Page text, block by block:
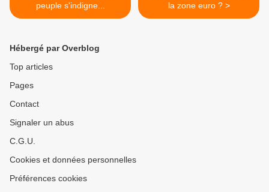
peuple s'indigne...
la zone euro ? >
Hébergé par Overblog
Top articles
Pages
Contact
Signaler un abus
C.G.U.
Cookies et données personnelles
Préférences cookies